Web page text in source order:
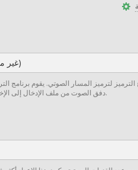
PCM_S16BE (غير مضغوط)
الترميز لترميز المسار الصوتي. يقوم برنامج
دفق الصوت من ملف الإدخال إلى الإخراج دون إعادة ترميز إن أمكن.